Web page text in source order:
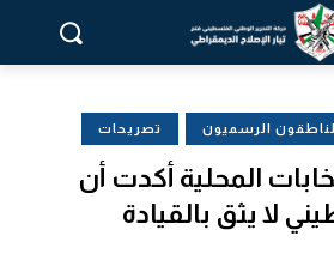
الرسميون تصريحات
المحلية أكدت أن
لا يثق بالقيادة